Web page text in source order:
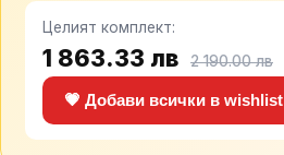
Целият комплект:
1 863.33 лв 2 190.00 лв
💗 Добави всички в wishlist